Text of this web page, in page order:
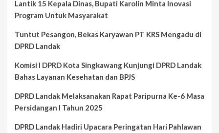
Lantik 15 Kepala Dinas, Bupati Karolin Minta Inovasi
Program Untuk Masyarakat
Tuntut Pesangon, Bekas Karyawan PT KRS Mengadu di
DPRD Landak
Komisi I DPRD Kota Singkawang Kunjungi DPRD Landak
Bahas Layanan Kesehatan dan BPJS
DPRD Landak Melaksanakan Rapat Paripurna Ke-6 Masa
Persidangan I Tahun 2025
DPRD Landak Hadiri Upacara Peringatan Hari Pahlawan